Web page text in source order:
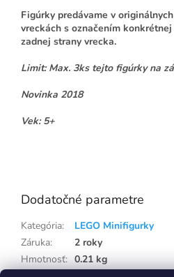
Figúrky predávame v
vreckách s označením
zadnej strany vrecka.
Limit: Max. 3ks tejto figúrky na
Novinka 2018
Vek: 5+
Dodatočné parametre
Kategória:
LEGO Minifigurky
Záruka:
2 roky
Hmotnosť: 0.21 kg